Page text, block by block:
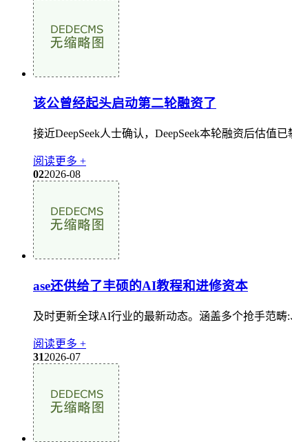
该公曾经起头启动第二轮融资了
接近DeepSeek人士确认，DeepSeek本轮融资后估值
阅读更多 +
022026-08
ase还供给了丰硕的AI教程和进修资本
及时更新全球AI行业的最新动态。涵盖多个抢手范
阅读更多 +
312026-07